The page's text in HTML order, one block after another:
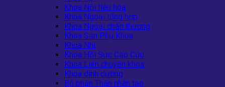
Khoa Nội tiêu hóa
Khoa Ngoại tổng hợp
Khoa Ngoại chấn thương
Khoa Sản Phụ Khoa
Khoa Nhi
Khoa Hồi Sức Cấp Cứu
Khoa Liên chuyên khoa
Khoa dinh dưỡng
Bộ phận Thận nhân tạo